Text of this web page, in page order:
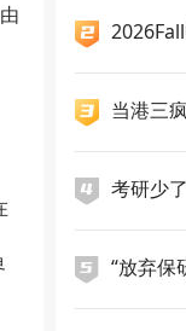
当港三
考研少
“放弃保